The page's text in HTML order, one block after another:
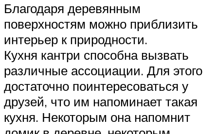
Благодаря деревянным
поверхностям можно приблизить
интерьер к природности.
Кухня кантри способна вызвать
различные ассоциации. Для этого
достаточно поинтересоваться у
друзей, что им напоминает такая
кухня. Некоторым она напомнит